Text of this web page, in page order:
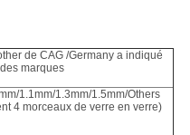
de CAG /Germany a indiqué
des marques
1.1mm/1.3mm/1.5mm/Others
4 morceaux de verre en verre)